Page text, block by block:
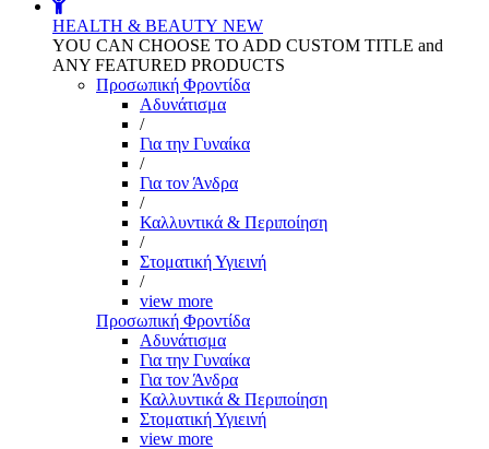
HEALTH & BEAUTY NEW
YOU CAN CHOOSE TO ADD CUSTOM TITLE and
ANY FEATURED PRODUCTS
Προσωπική Φροντίδα
Αδυνάτισμα
/
Για την Γυναίκα
/
Για τον Άνδρα
/
Καλλυντικά & Περιποίηση
/
Στοματική Υγιεινή
/
view more
Προσωπική Φροντίδα
Αδυνάτισμα
Για την Γυναίκα
Για τον Άνδρα
Καλλυντικά & Περιποίηση
Στοματική Υγιεινή
view more